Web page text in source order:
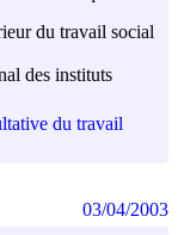
du travail social
des instituts
du travail
03/04/2003